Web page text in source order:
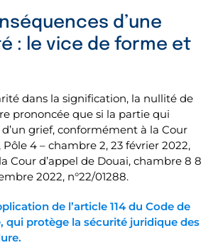
d’une
: le vice de forme et
dans la signification, la nullité de
prononcée que si la partie qui
grief, conformément à la Cour
Pôle 4 – chambre 2, 23 février 2022,
Cour d’appel de Douai, chambre 8 8
2022, n°22/01288.
de l’article 114 du Code de
qui protège la sécurité juridique des